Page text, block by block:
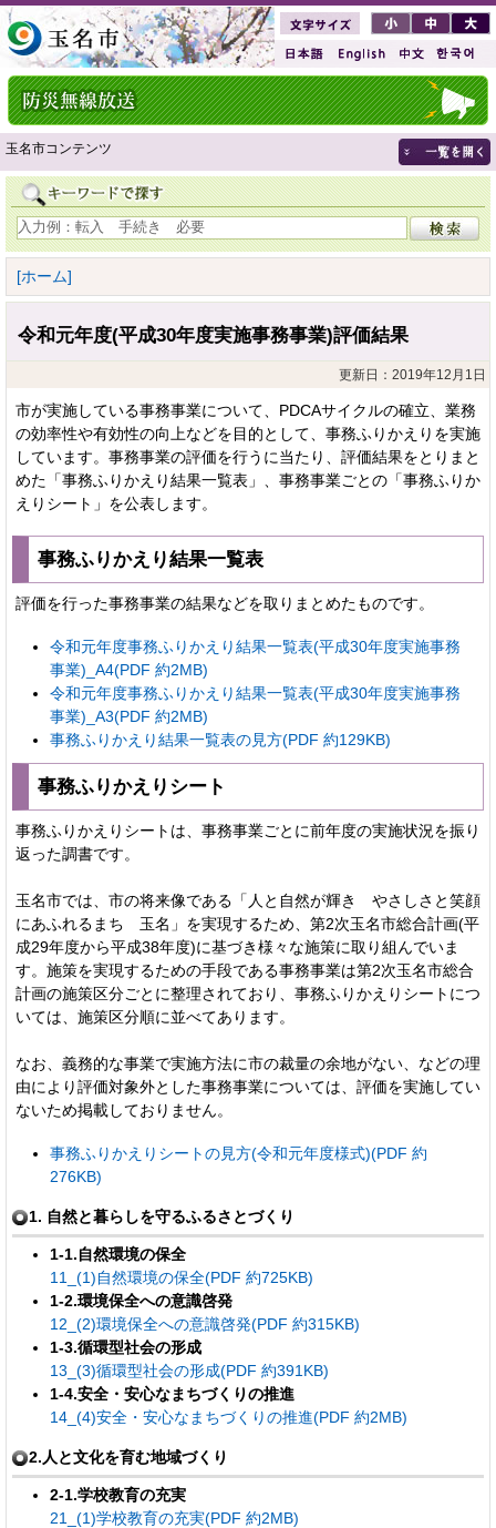
玉名市コンテンツ
[ホーム]
令和元年度(平成30年度実施事務事業)評価結果
更新日：2019年12月1日
市が実施している事務事業について、PDCAサイクルの確立、業務
の効率性や有効性の向上などを目的として、事務ふりかえりを実施
しています。事務事業の評価を行うに当たり、評価結果をとりまと
めた「事務ふりかえり結果一覧表」、事務事業ごとの「事務ふりか
えりシート」を公表します。
事務ふりかえり結果一覧表
評価を行った事務事業の結果などを取りまとめたものです。
令和元年度事務ふりかえり結果一覧表(平成30年度実施事務
事業)_A4(PDF 約2MB)
令和元年度事務ふりかえり結果一覧表(平成30年度実施事務
事業)_A3(PDF 約2MB)
事務ふりかえり結果一覧表の見方(PDF 約129KB)
事務ふりかえりシート
事務ふりかえりシートは、事務事業ごとに前年度の実施状況を振り
返った調書です。
玉名市では、市の将来像である「人と自然が輝き やさしさと笑顔
にあふれるまち 玉名」を実現するため、第2次玉名市総合計画(平
成29年度から平成38年度)に基づき様々な施策に取り組んでいま
す。施策を実現するための手段である事務事業は第2次玉名市総合
計画の施策区分ごとに整理されており、事務ふりかえりシートにつ
いては、施策区分順に並べてあります。
なお、義務的な事業で実施方法に市の裁量の余地がない、などの理
由により評価対象外とした事務事業については、評価を実施してい
ないため掲載しておりません。
事務ふりかえりシートの見方(令和元年度様式)(PDF 約
276KB)
1. 自然と暮らしを守るふるさとづくり
1-1.自然環境の保全
11_(1)自然環境の保全(PDF 約725KB)
1-2.環境保全への意識啓発
12_(2)環境保全への意識啓発(PDF 約315KB)
1-3.循環型社会の形成
13_(3)循環型社会の形成(PDF 約391KB)
1-4.安全・安心なまちづくりの推進
14_(4)安全・安心なまちづくりの推進(PDF 約2MB)
2.人と文化を育む地域づくり
2-1.学校教育の充実
21_(1)学校教育の充実(PDF 約2MB)